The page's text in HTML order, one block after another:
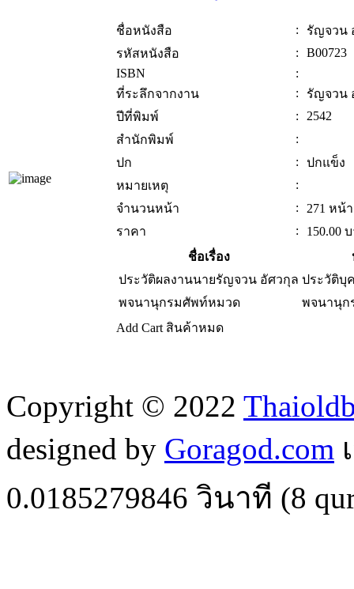
ชื่อหนังสือ :
รัญจวน
รหัสหนังสือ
:
B00723
ISBN
:
ที่ระลึกจากงาน
:
รัญจวน
ปีที่พิมพ์
:
2542
สำนักพิมพ์
:
ปก
:
ปกแข็ง
หมายเหตุ
:
จำนวนหน้า
:
271 หน้า
ราคา
: 150.00
ชื่อเรื่อง
ประวัติผลงานนายรัญจวน อัศวกุล ประวัติบุ
พจนานุกรมศัพท์หมวด
พจนานุก
Add Cart สินค้าหมด
Copyright © 2022
designed by Goragod.com
0.0185279846 วินาที (8